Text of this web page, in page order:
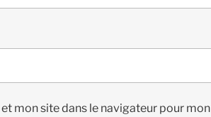
mon site dans le navigateur pour mon